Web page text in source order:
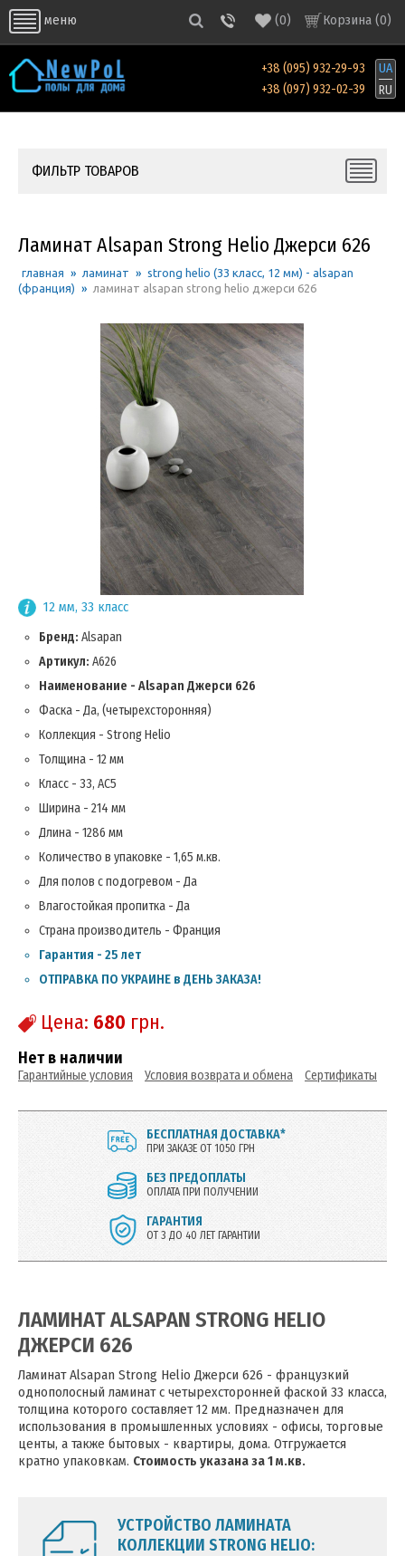
меню Корзина (0)
(0)
+38 (095) 932-29-93
+38 (097) 932-02-39
UA
RU
ФИЛЬТР ТОВАРОВ
Ламинат Alsapan Strong Helio Джерси 626
главная » ламинат » strong helio (33 класс, 12 мм) - alsapan
(франция) » ламинат alsapan strong helio джерси 626
12 мм, 33 класс
Бренд: Alsapan
Артикул: A626
Наименование - Alsapan Джерси 626
Фаска - Да, (четырехсторонняя)
Коллекция - Strong Helio
Толщина - 12 мм
Класс - 33, AC5
Ширина - 214 мм
Длина - 1286 мм
Количество в упаковке - 1,65 м.кв.
Для полов с подогревом - Да
Влагостойкая пропитка - Да
Страна производитель - Франция
Гарантия - 25 лет
ОТПРАВКА ПО УКРАИНЕ в ДЕНЬ ЗАКАЗА!
Цена: 680 грн.
Нет в наличии
Гарантийные условия Условия возврата и обмена Сертификаты
БЕСПЛАТНАЯ ДОСТАВКА*
ПРИ ЗАКАЗЕ ОТ 1050 ГРН
БЕЗ ПРЕДОПЛАТЫ
ОПЛАТА ПРИ ПОЛУЧЕНИИ
ГАРАНТИЯ
ОТ 3 ДО 40 ЛЕТ ГАРАНТИИ
ЛАМИНАТ ALSAPAN STRONG HELIO
ДЖЕРСИ 626
Ламинат Alsapan Strong Helio Джерси 626 - французкий
однополосный ламинат с четырехсторонней фаской 33 класса,
толщина которого составляет 12 мм. Предназначен для
использования в промышленных условиях - офисы, торговые
центы, а также бытовых - квартиры, дома. Отгружается
кратно упаковкам. Стоимость указана за 1 м.кв.
УСТРОЙСТВО ЛАМИНАТА
КОЛЛЕКЦИИ STRONG HELIO: